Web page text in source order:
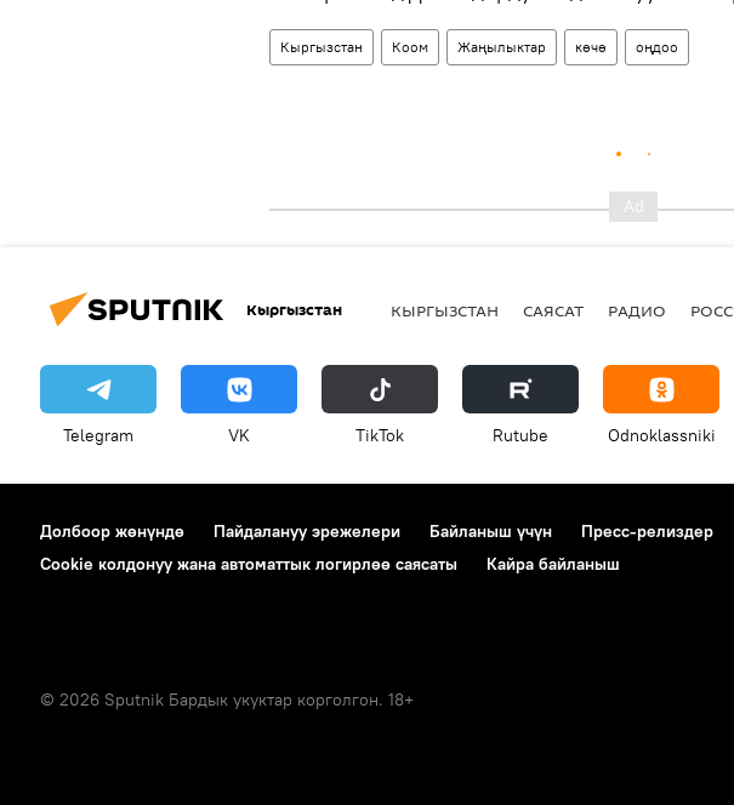
Кыргызстан Коом Жаңылыктар көчө оңдоо
Кыргызстан КЫРГЫЗСТАН САЯСАТ РАДИО
Telegram VK ТikТоk Rutube Odnoklassniki
Долбоор жөнүндө Пайдалануу эрежелери Байланыш үчүн Пресс-релиздер
Cookie колдонуу жана автоматтык логирлөө саясаты
Кайра байланыш
© 2026 Sputnik Бардык укуктар корголгон. 18+